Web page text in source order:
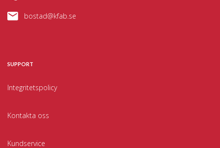
bostad@kfab.se
SUPPORT
Integritetspolicy
Kontakta oss
Kundservice